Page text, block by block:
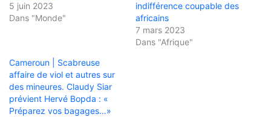
5 juin 2023
Dans "Monde"
indifférence coupable des
africains
7 mars 2023
Dans "Afrique"
Cameroun | Scabreuse
affaire de viol et autres sur
des mineures. Claudy Siar
prévient Hervé Bopda : «
Préparez vos bagages…»